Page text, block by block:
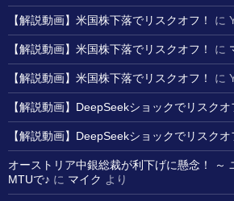
【解説動画】米国株下落でリスクオフ！ に
【解説動画】米国株下落でリスクオフ！ に
【解説動画】米国株下落でリスクオフ！ に
【解説動画】DeepSeekショックでリスクオ
【解説動画】DeepSeekショックでリスクオ
オーストリア中銀総裁が利下げに懸念！ ～
MTUで♪ に マイク より